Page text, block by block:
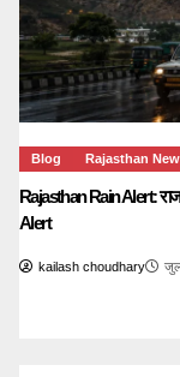
Blog Rajasthan
Rajasthan Rain Alert:
Alert
kailash choudhary